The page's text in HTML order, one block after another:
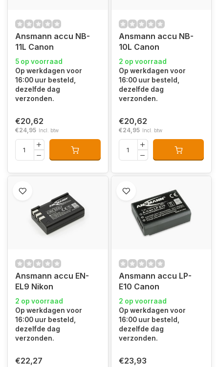
Ansmann accu NB-
11L Canon
5 op voorraad
Op werkdagen voor
16:00 uur besteld,
dezelfde dag
verzonden.
€20,62
€24,95 Incl. btw
Ansmann accu NB-
10L Canon
2 op voorraad
Op werkdagen voor
16:00 uur besteld,
dezelfde dag
verzonden.
€20,62
€24,95 Incl. btw
Ansmann accu EN-
EL9 Nikon
2 op voorraad
Op werkdagen voor
16:00 uur besteld,
dezelfde dag
verzonden.
€22,27
Ansmann accu LP-
E10 Canon
2 op voorraad
Op werkdagen voor
16:00 uur besteld,
dezelfde dag
verzonden.
€23,93